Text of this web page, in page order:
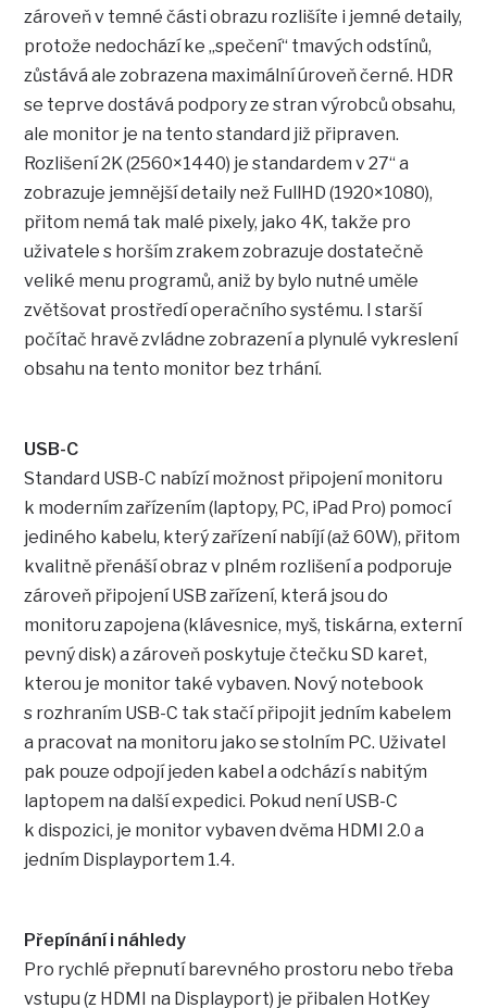
zároveň v temné části obrazu rozlišíte i jemné detaily,
protože nedochází ke „spečení“ tmavých odstínů,
zůstává ale zobrazena maximální úroveň černé. HDR
se teprve dostává podpory ze stran výrobců obsahu,
ale monitor je na tento standard již připraven.
Rozlišení 2K (2560×1440) je standardem v 27“ a
zobrazuje jemnější detaily než FullHD (1920×1080),
přitom nemá tak malé pixely, jako 4K, takže pro
uživatele s horším zrakem zobrazuje dostatečně
veliké menu programů, aniž by bylo nutné uměle
zvětšovat prostředí operačního systému. I starší
počítač hravě zvládne zobrazení a plynulé vykreslení
obsahu na tento monitor bez trhání.
USB-C
Standard USB-C nabízí možnost připojení monitoru
k moderním zařízením (laptopy, PC, iPad Pro) pomocí
jediného kabelu, který zařízení nabíjí (až 60W), přitom
kvalitně přenáší obraz v plném rozlišení a podporuje
zároveň připojení USB zařízení, která jsou do
monitoru zapojena (klávesnice, myš, tiskárna, externí
pevný disk) a zároveň poskytuje čtečku SD karet,
kterou je monitor také vybaven. Nový notebook
s rozhraním USB-C tak stačí připojit jedním kabelem
a pracovat na monitoru jako se stolním PC. Uživatel
pak pouze odpojí jeden kabel a odchází s nabitým
laptopem na další expedici. Pokud není USB-C
k dispozici, je monitor vybaven dvěma HDMI 2.0 a
jedním Displayportem 1.4.
Přepínání i náhledy
Pro rychlé přepnutí barevného prostoru nebo třeba
vstupu (z HDMI na Displayport) je přibalen HotKey